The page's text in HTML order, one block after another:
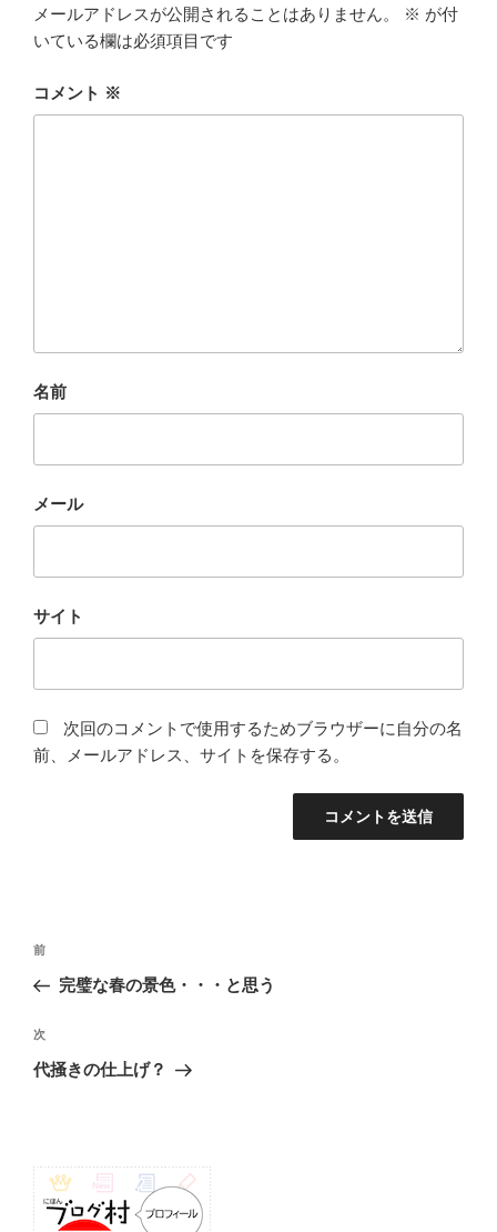
メールアドレスが公開されることはありません。 ※ が付
いている欄は必須項目です
コメント ※
名前
メール
サイト
次回のコメントで使用するためブラウザーに自分の名
前、メールアドレス、サイトを保存する。
投
ナ
ビ
ゲ
ン
前
の
稿
前
完璧な春の景色・・・と思う
次
の
次
代掻きの仕上げ？